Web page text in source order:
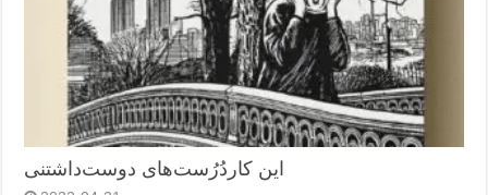
این کاردُرُست‌های دوست‌داشتنی